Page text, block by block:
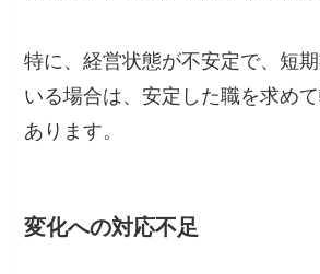
特に、経営状態が不安定で、短
いる場合は、安定した職を求め
あります。
変化への対応不足